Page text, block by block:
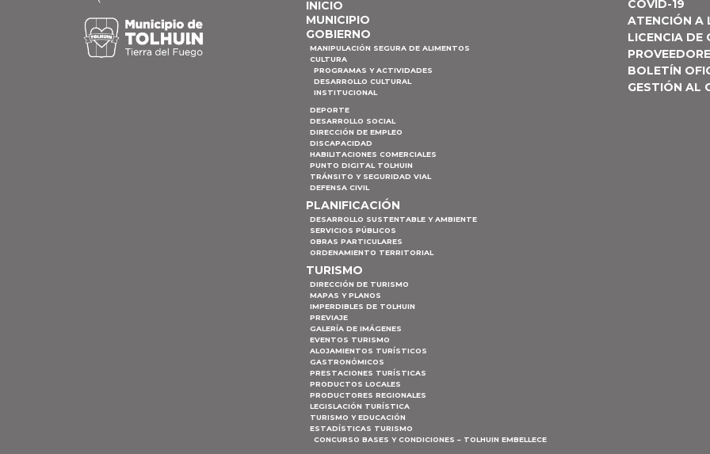
INICIO
MUNICIPIO
GOBIERNO
MANIPULACIÓN SEGURA DE ALIMENTOS
CULTURA
PROGRAMAS Y ACTIVIDADES
DESARROLLO CULTURAL
INSTITUCIONAL
DEPORTE
DESARROLLO SOCIAL
DIRECCIÓN DE EMPLEO
DISCAPACIDAD
HABILITACIONES COMERCIALES
PUNTO DIGITAL TOLHUIN
TRÁNSITO Y SEGURIDAD VIAL
DEFENSA CIVIL
PLANIFICACIÓN
DESARROLLO SUSTENTABLE Y AMBIENTE
SERVICIOS PÚBLICOS
OBRAS PARTICULARES
ORDENAMIENTO TERRITORIAL
TURISMO
DIRECCIÓN DE TURISMO
MAPAS Y PLANOS
IMPERDIBLES DE TOLHUIN
PREVIAJE
GALERÍA DE IMÁGENES
EVENTOS TURISMO
ALOJAMIENTOS TURÍSTICOS
GASTRONÓMICOS
PRESTACIONES TURÍSTICAS
PRODUCTOS LOCALES
PRODUCTORES REGIONALES
LEGISLACIÓN TURÍSTICA
TURISMO Y EDUCACIÓN
ESTADÍSTICAS TURISMO
CONCURSO BASES Y CONDICIONES – TOLHUIN EMBELLECE
COVID-19
ATENCIÓN A
LICENCIA DE
BOLETÍN
GESTIÓN AL